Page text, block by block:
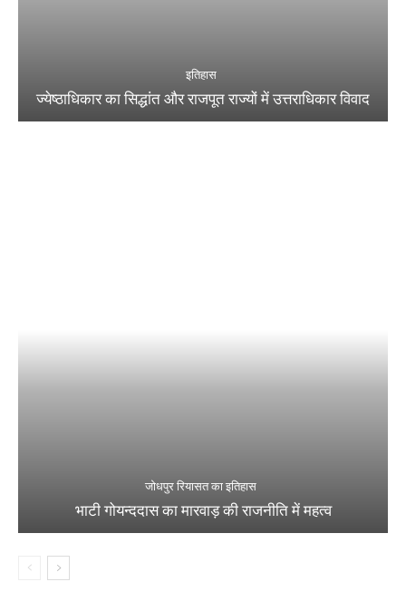
इतिहास
ज्येष्ठाधिकार का सिद्धांत और राजपूत राज्यों में उत्तराधिकार विवाद
जोधपुर रियासत का इतिहास
भाटी गोयन्ददास का मारवाड़ की राजनीति में महत्व